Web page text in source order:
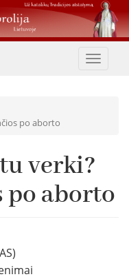
Toggle
po aborto
verki?
po aborto